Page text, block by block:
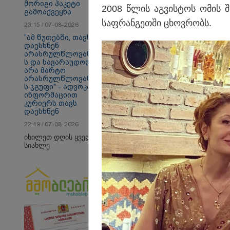
თბილისი - ანტალია
1085.80 ლარიდან
Faceამბები
მორიგი პაკეტი
გამოაქვეყნა
23:15 / 07-08-2026
"ამ წუთებში, თავს
დაესხნენ
არასრულწლოვანები
ს და სავარაუდოდ,
არა მარტო
არასრულწლოვანები
ს ჯგუფი" - ადვოკატის
ინფორმაციით
კურიერს თავს
დაესხნენ
22:49 / 07-08-2026
იხილეთ დღის ყველა
სიახლე
2008 წლის აგ­ვის­ტოს ომის
საფ­რან­გეთ­ში ცხოვ­რობს.